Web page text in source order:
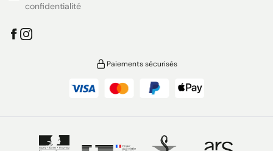
confidentialité
Paiements sécurisés